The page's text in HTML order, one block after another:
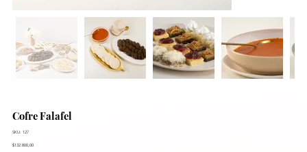
Cofre Falafel
SKU: 127
$132.800,00